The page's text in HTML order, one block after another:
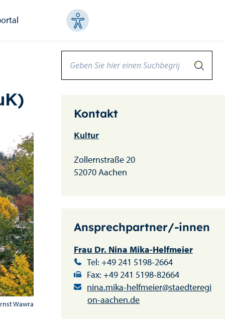
Wawra
Kontakt
Kultur
Zollernstraße 20
52070 Aachen
Ansprechpartner/-innen
Frau Dr. Nina Mika-Helfmeier
Tel: +49 241 5198-2664
Fax: +49 241 5198-82664
nina.mika-helfmeier@staedteregi
on-aachen.de